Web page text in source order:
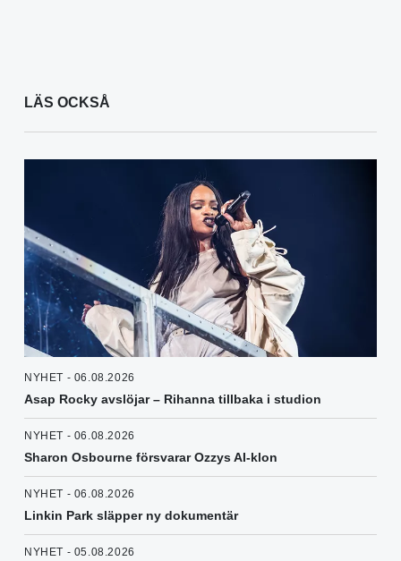
LÄS OCKSÅ
NYHET - 06.08.2026
Asap Rocky avslöjar – Rihanna tillbaka i studion
NYHET - 06.08.2026
Sharon Osbourne försvarar Ozzys AI-klon
NYHET - 06.08.2026
Linkin Park släpper ny dokumentär
NYHET - 05.08.2026